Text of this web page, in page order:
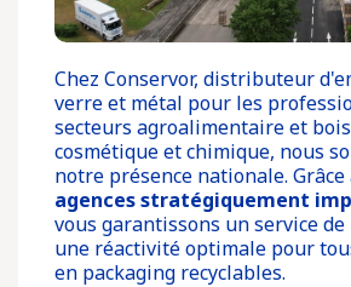
Chez Conservor, distributeur
verre et métal pour les
secteurs agroalimentaire et
cosmétique et chimique, nous
notre présence nationale. Grâce
agences stratégiquement
vous garantissons un service
une réactivité optimale pour
en packaging recyclables.